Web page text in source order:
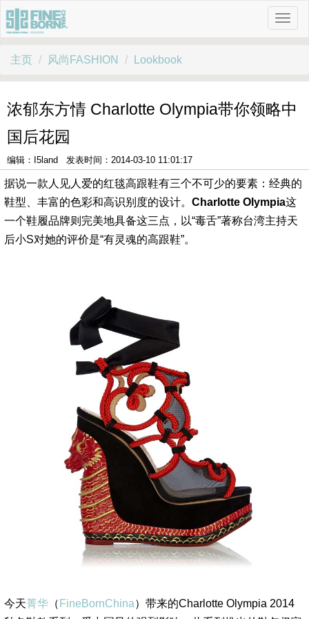
主页 风尚FASHION Lookbook
浓郁东方情 Charlotte Olympia带你领略中
国后花园
编辑：I5land 发表时间：2014-03-10 11:01:17
据说一款人见人爱的红毯高跟鞋有三个不可少的要素：经典的
鞋型、丰富的色彩和高识别度的设计。 Charlotte Olympia这
一个鞋履品牌则完美地具备这三点，以“毒舌”著称台湾主持天
后小S对她的评价是“有灵魂的高跟鞋”。
今天菁华 （ FineBornChina）带来的Charlotte Olympia 2014